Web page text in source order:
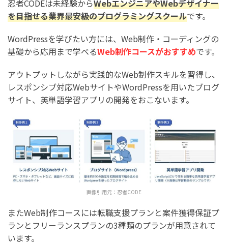
忍者CODEは未経験からWebエンジニアやWebデザイナー
を目指せる業界最安級のプログラミングスクールです。
WordPressを学びたい方には、Web制作・コーディングの
基礎から応用まで学べるWeb制作コースがおすすめです。
アウトプットしながら実践的なWeb制作スキルを習得し、
レスポンシブ対応WebサイトやWordPressを用いたブログ
サイト、英単語学習アプリの開発をおこないます。
画像引用元： 忍者CODE
またWeb制作コースには転職支援プランと案件獲得保証プ
ランとフリーランスプランの3種類のプランが用意されて
います。